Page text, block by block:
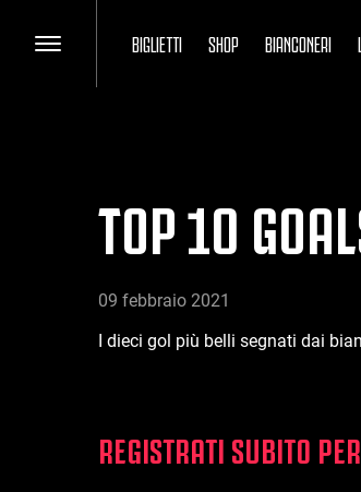
BIGLIETTI SHOP BIANCONERI
TOP 10
09 febbraio 2021
I dieci gol più belli segnati dai
REGISTRATI SUBITO